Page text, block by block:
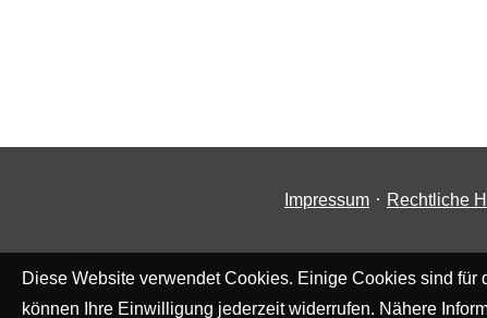
Impressum · Rechtliche
Diese Website verwendet Cookies. Einige Cookies sind
können Ihre Einwilligung jederzeit widerrufen. Nähere